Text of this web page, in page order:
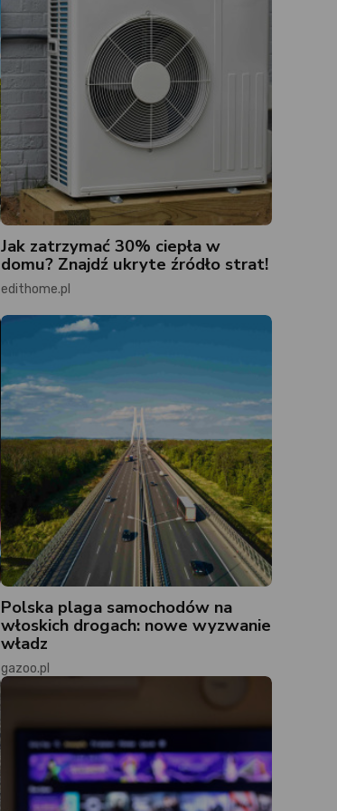
Jak zatrzymać 30% ciepła w
domu? Znajdź ukryte źródło strat!
edithome.pl
Polska plaga samochodów na
włoskich drogach: nowe wyzwanie
władz
gazoo.pl